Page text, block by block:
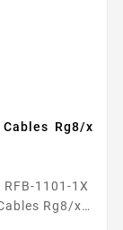
Rg8/x
RFB-1101-1X
Rg8/x
BNC Macho